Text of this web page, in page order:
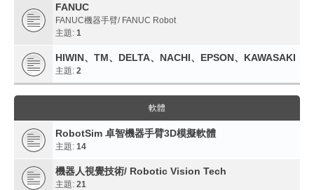
FANUC
FANUC機器手臂/ FANUC Robot
主題: 1
HIWIN、TM、DELTA、NACHI、EPSON、KAWASAKI
主題: 2
軟體
RobotSim 卓智機器手臂3D模擬軟體
主題: 14
機器人視覺技術/ Robotic Vision Tech
主題: 21